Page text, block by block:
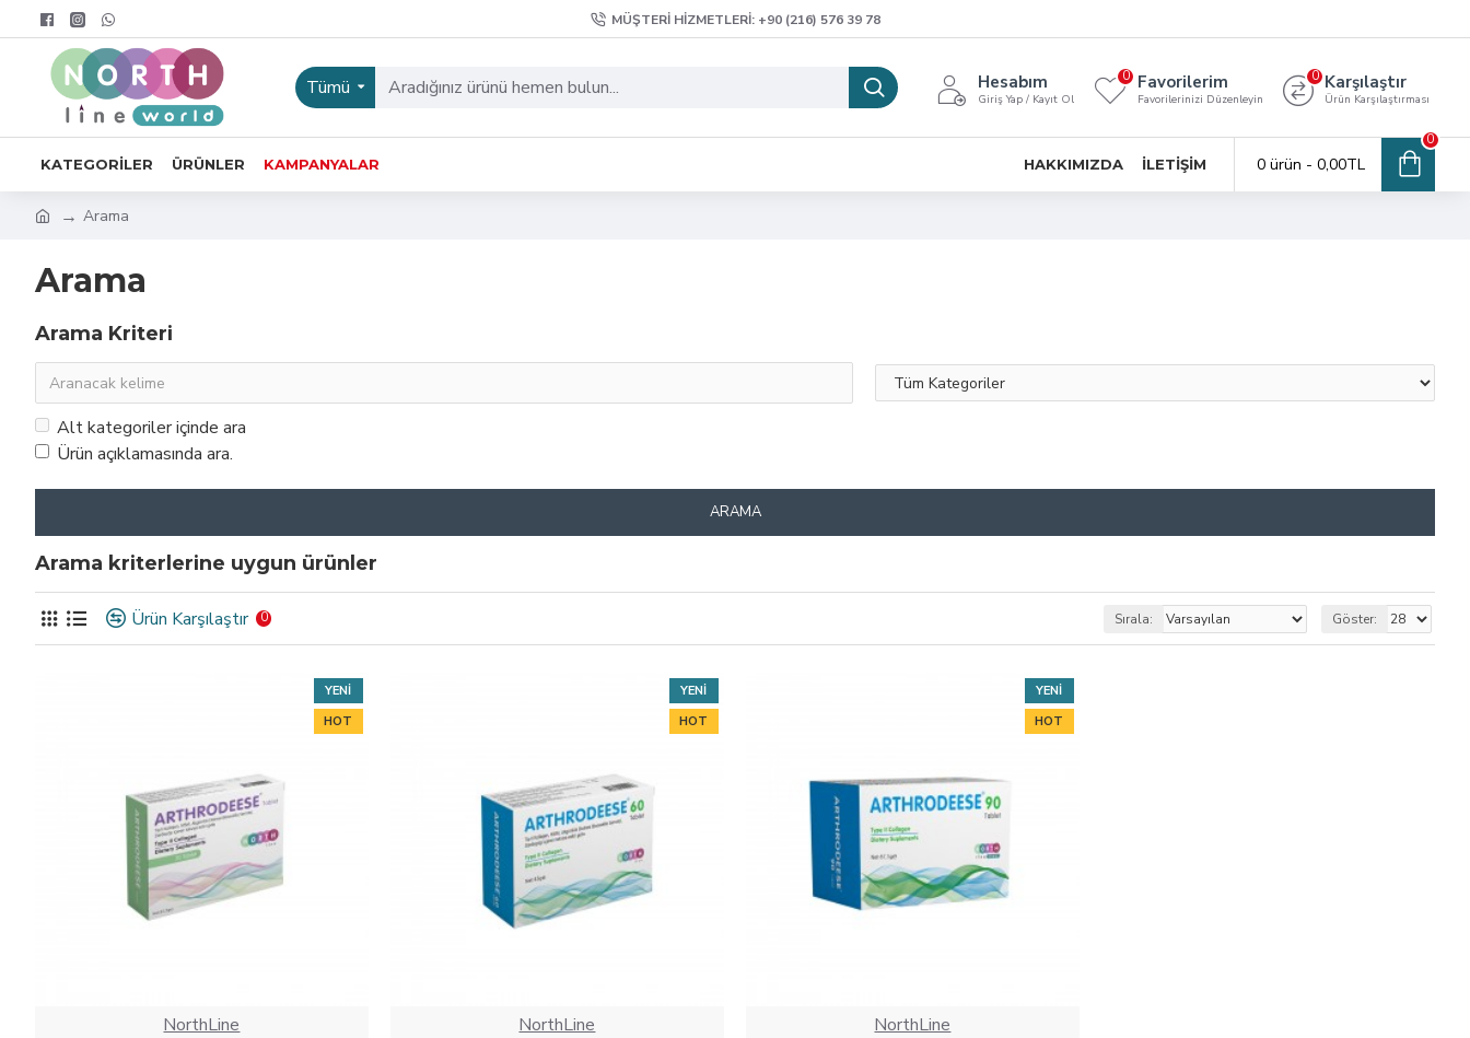
MÜŞTERI HIZMETLERI: +90 (216) 576 39 78
Tümü Hesabım
Giriş Yap / Kayıt Ol
Favorilerim
Favorilerinizi Düzenleyin
0 Karşılaştır
Ürün Karşılaştırması
0
KATEGORILER ÜRÜNLER KAMPANYALAR HAKKIMIZDA İLETIŞIM 0 ürün - 0,00TL
0
Arama
Arama
Arama Kriteri
Alt kategoriler içinde ara
Ürün açıklamasında ara.
ARAMA
Arama kriterlerine uygun ürünler
Ürün Karşılaştır 0 Sırala: Göster:
YENI
HOT
NorthLine
YENI
HOT
NorthLine
YENI
HOT
NorthLine